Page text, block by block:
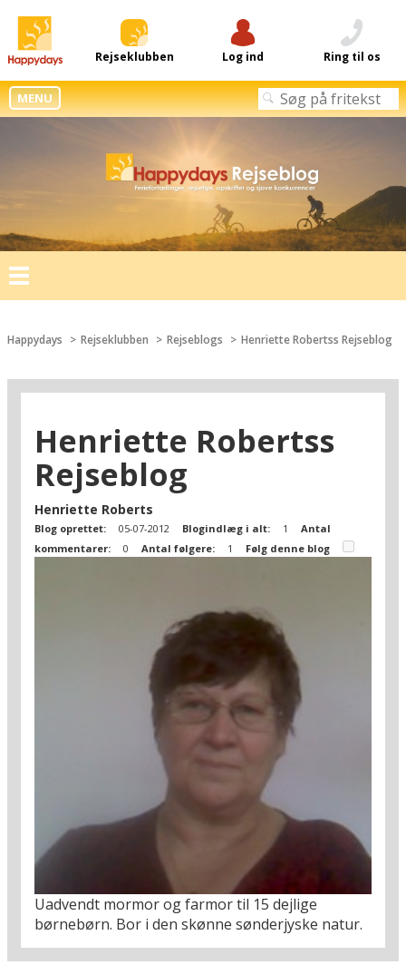
Rejseklubben Log ind Ring til os
MENU
Toggle
navigation
Happydays Rejseklubben Rejseblogs Henriette Robertss Rejseblog
Henriette Robertss
Rejseblog
Henriette Roberts
Blog oprettet: 05-07-2012 Blogindlæg i alt: 1
Antal
kommentarer:
0 Antal følgere: 1 Følg denne blog
Uadvendt mormor og farmor til 15 dejlige
børnebørn. Bor i den skønne sønderjyske natur.